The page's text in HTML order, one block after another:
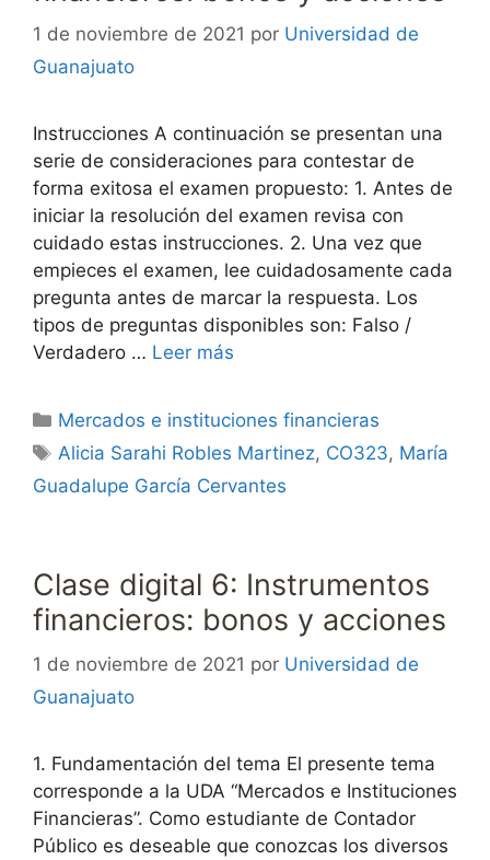
1 de noviembre de 2021 por Universidad de
Guanajuato
Instrucciones A continuación se presentan una
serie de consideraciones para contestar de
forma exitosa el examen propuesto: 1. Antes de
iniciar la resolución del examen revisa con
cuidado estas instrucciones. 2. Una vez que
empieces el examen, lee cuidadosamente cada
pregunta antes de marcar la respuesta. Los
tipos de preguntas disponibles son: Falso /
Verdadero … Leer más
Categorías
Mercados e instituciones financieras
Etiquetas
Alicia Sarahi Robles Martinez, CO323, María
Guadalupe García Cervantes
Clase digital 6: Instrumentos
financieros: bonos y acciones
1 de noviembre de 2021 por Universidad de
Guanajuato
1. Fundamentación del tema El presente tema
corresponde a la UDA “Mercados e Instituciones
Financieras”. Como estudiante de Contador
Público es deseable que conozcas los diversos